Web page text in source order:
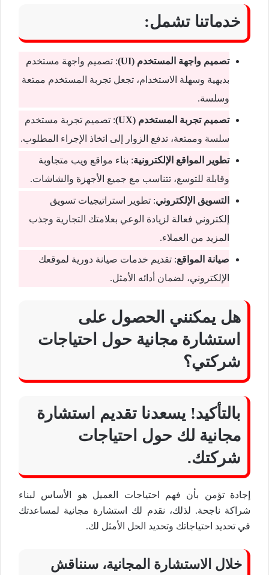
خدماتنا تشمل:
تصميم واجهة المستخدم (UI)
: تصميم واجهة مستخدم
بديهية وسهلة الاستخدام، تجعل تجربة المستخدم ممتعة
وسلسة.
تصميم تجربة المستخدم (UX)
: تصميم تجربة مستخدم
سلسة وممتعة، تدفع الزوار إلى اتخاذ الإجراء المطلوب.
تطوير المواقع الإلكترونية: بناء مواقع ويب متجاوبة
وقابلة للتوسع، تتناسب مع جميع الأجهزة والشاشات.
التسويق الإلكتروني: تطوير استراتيجيات تسويق
إلكتروني فعالة لزيادة الوعي بعلامتك التجارية وجذب
المزيد من العملاء.
صيانة المواقع: تقديم خدمات صيانة دورية لموقعك
الإلكتروني، لضمان أدائه الأمثل.
هل يمكنني الحصول على
استشارة مجانية حول احتياجات
شركتي؟
بالتأكيد! يسعدنا تقديم استشارة
مجانية لك حول احتياجات
شركتك.
إجادة تؤمن بأن فهم احتياجات العميل هو الأساس لبناء
شراكة ناجحة. لذلك، نقدم لك استشارة مجانية لمساعدتك
في تحديد احتياجاتك وتحديد الحل الأمثل لك.
خلال الاستشارة المجانية، سنناقش